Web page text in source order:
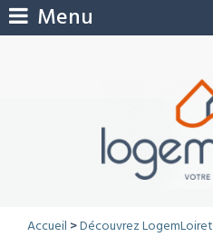
Menu
Accueil >Découvrez LogemLoiret